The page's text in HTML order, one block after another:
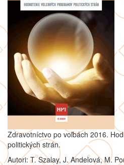
Zdravotníctvo po voľbách 2016.
politických strán.
Autori: T. Szalay, J. Andelová, M.